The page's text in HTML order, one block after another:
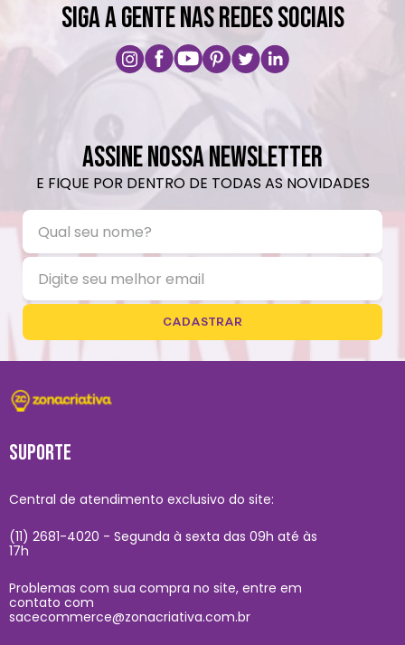
SIGA A GENTE NAS REDES SOCIAIS
ASSINE NOSSA NEWSLETTER
E FIQUE POR DENTRO DE TODAS AS NOVIDADES
CADASTRAR
SUPORTE
Central de atendimento exclusivo do site:
(11) 2681-4020 - Segunda à sexta das 09h até às
17h
Problemas com sua compra no site, entre em
contato com
sacecommerce@zonacriativa.com.br